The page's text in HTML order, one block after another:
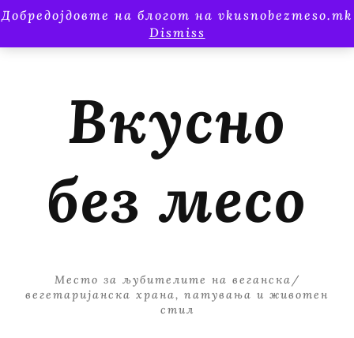
Добредојдовте на блогот на vkusnobezmeso.mk
Dismiss
Вкусно
без месо
Место за љубителите на веганска/
вегетаријанска храна, патувања и животен
стил